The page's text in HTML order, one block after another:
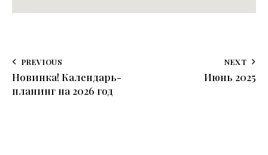
PREVIOUS
Новинка! Календарь-
планинг на 2026 год
NEXT
Июнь 2025